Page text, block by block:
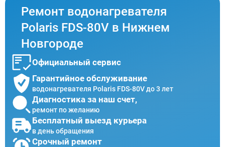
Ремонт водонагревателя
Polaris FDS-80V в Нижнем
Новгороде
Официальный сервис
Гарантийное обслуживание
водонагревателя Polaris FDS-80V до 3 лет
Диагностика за наш счет,
ремонт по желанию
Бесплатный выезд курьера
в день обращения
Срочный ремонт